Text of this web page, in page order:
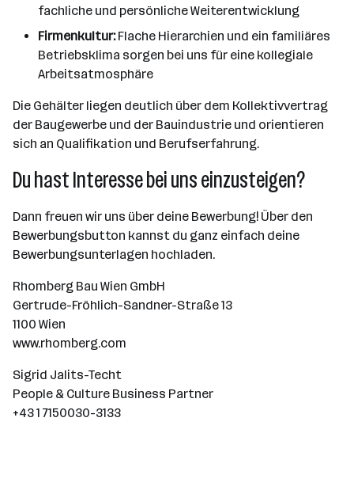
fachliche und persönliche Weiterentwicklung
Firmenkultur:Flache Hierarchien und ein familiäres
Betriebsklima sorgen bei uns für eine kollegiale
Arbeitsatmosphäre
Die Gehälter liegen deutlich über dem Kollektivvertrag
der Baugewerbe und der Bauindustrie und orientieren
sich an Qualifikation und Berufserfahrung.
Du hast Interesse bei uns einzusteigen?
Dann freuen wir uns über deine Bewerbung! Über den
Bewerbungsbutton kannst du ganz einfach deine
Bewerbungsunterlagen hochladen.
Rhomberg Bau Wien GmbH
Gertrude-Fröhlich-Sandner-Straße 13
1100 Wien
www.rhomberg.com
Sigrid Jalits-Techt
People & Culture Business Partner
+43 1 7150030-3133